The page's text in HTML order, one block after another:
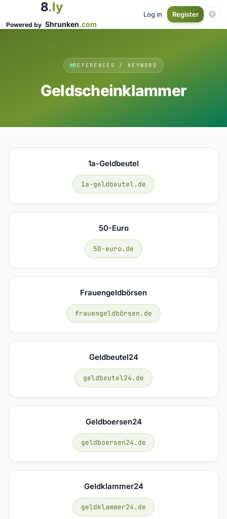
8.ly
Powered by Shrunken.com
Log in Register
REFERENCES / KEYWORD
Geldscheinklammer
1a-Geldbeutel
1a-geldbeutel.de
50-Euro
50-euro.de
Frauengeldbörsen
frauengeldbörsen.de
Geldbeutel24
geldbeutel24.de
Geldboersen24
geldboersen24.de
Geldklammer24
geldklammer24.de